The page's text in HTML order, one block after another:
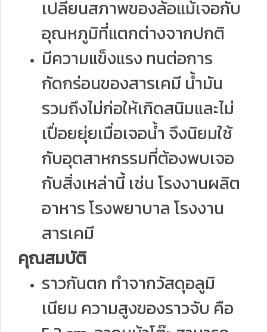
เปลี่ยนสภาพของล้อแม้เจอกับ
อุณหภูมิที่แตกต่างจากปกติ
มีความแข็งแรง ทนต่อการ
กัดกร่อนของสารเคมี น้ำมัน
รวมถึงไม่ก่อให้เกิดสนิมและไม่
เปื่อยยุ่ยเมื่อเจอน้ำ จึงนิยมใช้
กับอุตสาหกรรมที่ต้องพบเจอ
กับสิ่งเหล่านี้ เช่น โรงงานผลิต
อาหาร โรงพยาบาล โรงงาน
สารเคมี
คุณสมบัติ
ราวกันตก ทำจากวัสดุอลูมิ
เนียม ความสูงของราวจับ คือ